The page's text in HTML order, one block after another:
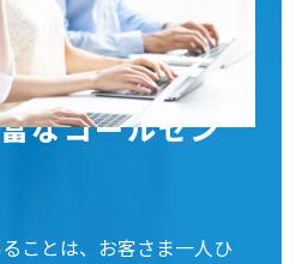
なコールセン
ことは、お客さま一人ひ